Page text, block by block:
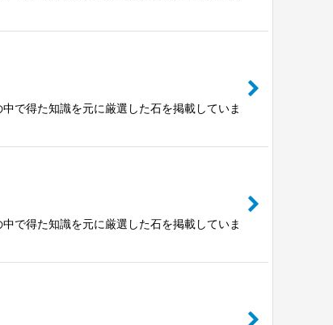
で得た知識を元に厳選した石を掲載していま
で得た知識を元に厳選した石を掲載していま